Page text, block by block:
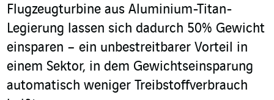
Flugzeugturbine aus Aluminium-Titan-
Legierung lassen sich dadurch 50% Gewicht
einsparen – ein unbestreitbarer Vorteil in
einem Sektor, in dem Gewichtseinsparung
automatisch weniger Treibstoffverbrauch